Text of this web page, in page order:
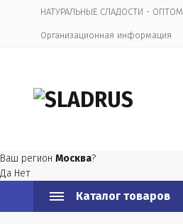
НАТУРАЛЬНЫЕ СЛАДОСТИ - ОПТОМ
Организационная информация
Ваш регион Москва?
Да Нет
Каталог товаров